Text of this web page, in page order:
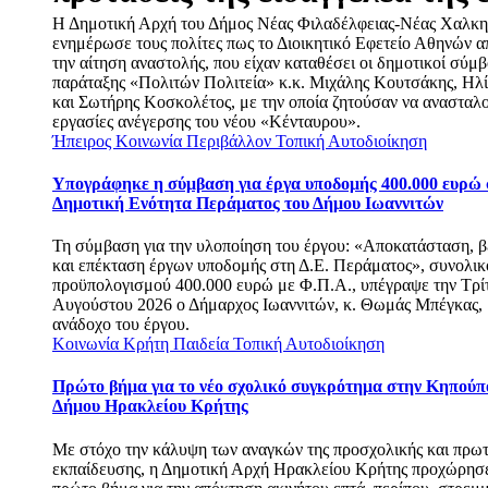
Η Δημοτική Αρχή του Δήμος Νέας Φιλαδέλφειας-Νέας
ενημέρωσε τους πολίτες πως το Διοικητικό Εφετείο Αθηνών
την αίτηση αναστολής, που είχαν καταθέσει οι δημοτικοί
παράταξης «Πολιτών Πολιτεία» κ.κ. Μιχάλης Κουτσάκης,
και Σωτήρης Κοσκολέτος, με την οποία ζητούσαν να
εργασίες ανέγερσης του νέου «Κένταυρου».
Ήπειρος Κοινωνία Περιβάλλον Τοπική Αυτοδιοίκηση
Υπογράφηκε η σύμβαση για έργα υποδομής 400.000 ευρώ
Δημοτική Ενότητα Περάματος του Δήμου Ιωαννιτών
Τη σύμβαση για την υλοποίηση του έργου: «Αποκατάσταση,
και επέκταση έργων υποδομής στη Δ.Ε. Περάματος»,
προϋπολογισμού 400.000 ευρώ με Φ.Π.Α., υπέγραψε την
Αυγούστου 2026 ο Δήμαρχος Ιωαννιτών, κ. Θωμάς Μπέγκας,
ανάδοχο του έργου.
Κοινωνία Κρήτη Παιδεία Τοπική Αυτοδιοίκηση
Πρώτο βήμα για το νέο σχολικό συγκρότημα στην
Δήμου Ηρακλείου Κρήτης
Με στόχο την κάλυψη των αναγκών της προσχολικής και
εκπαίδευσης, η Δημοτική Αρχή Ηρακλείου Κρήτης